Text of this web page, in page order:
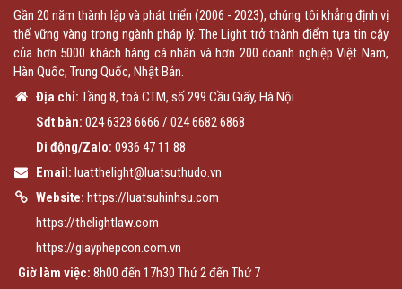
Gần 20 năm thành lập và phát triển (2006 - 2023), chúng tôi khẳng định vị
thế vững vàng trong ngành pháp lý. The Light trở thành điểm tựa tin cậy
của hơn 5000 khách hàng cá nhân và hơn 200 doanh nghiệp Việt Nam,
Hàn Quốc, Trung Quốc, Nhật Bản.
Địa chỉ: Tầng 8, toà CTM, số 299 Cầu Giấy, Hà Nội
Sđt bàn: 024 6328 6666 / 024 6682 6868
Di động/Zalo: 0936 47 11 88
Email: luatthelight@luatsuthudo.vn
Website: https://luatsuhinhsu.com
https://thelightlaw.com
https://giayphepcon.com.vn
Giờ làm việc: 8h00 đến 17h30 Thứ 2 đến Thứ 7